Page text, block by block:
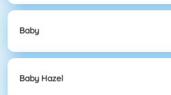
Baby
Baby Hazel